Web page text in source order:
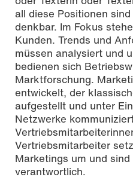
all diese Positionen
denkbar. Im Fokus
Kunden. Trends und
müssen analysiert und
bedienen sich
Marktforschung.
entwickelt, der
aufgestellt und unter
Netzwerke
Vertriebsmitarbeiter
Marketings um und
verantwortlich.